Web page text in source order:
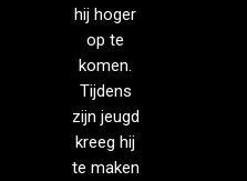
hij hoger
op te
komen.
Tijdens
zijn jeugd
kreeg hij
te maken